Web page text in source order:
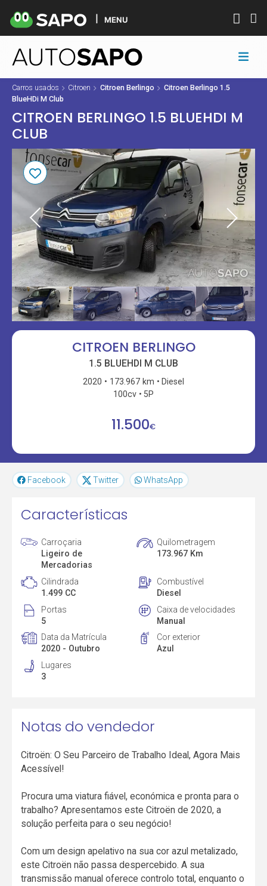
MENU
Carros usados Citroen Citroen Berlingo
Citroen Berlingo 1.5
BlueHDi M Club
CITROEN BERLINGO 1.5 BLUEHDI M
CLUB
CITROEN BERLINGO
1.5 BLUEHDI M CLUB
2020 173.967 km
Diesel
100cv
5P
11.500€
Facebook Twitter WhatsApp
Características
Carroçaria
Ligeiro de
Mercadorias
Quilometragem
173.967 Km
Cilindrada
1.499 CC
Combustível
Diesel
Portas
5
Caixa de velocidades
Manual
Data da Matrícula
2020 - Outubro
Cor exterior
Azul
Lugares
3
Notas do vendedor
Citroën: O Seu Parceiro de Trabalho Ideal, Agora Mais
Acessível!
Procura uma viatura fiável, económica e pronta para o
trabalho? Apresentamos este Citroën de 2020, a
solução perfeita para o seu negócio!
Com um design apelativo na sua cor azul metalizado,
este Citroën não passa despercebido. A sua
transmissão manual oferece controlo total, enquanto o